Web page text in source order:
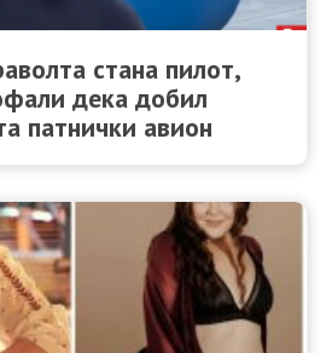
стана пилот,
дека добил
патнички авион